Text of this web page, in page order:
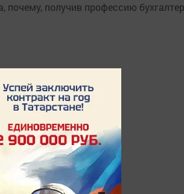
почему, получив профессию
классах.